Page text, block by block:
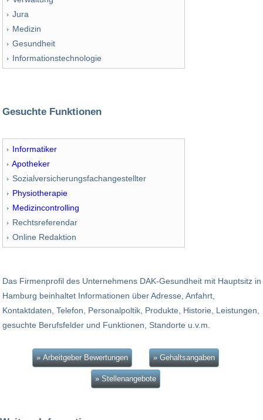
Jura
Medizin
Gesundheit
Informationstechnologie
Gesuchte Funktionen
Informatiker
Apotheker
Sozialversicherungsfachangestellter
Physiotherapie
Medizincontrolling
Rechtsreferendar
Online Redaktion
Das Firmenprofil des Unternehmens DAK-Gesundheit mit Hauptsitz in
Hamburg beinhaltet Informationen über Adresse, Anfahrt,
Kontaktdaten, Telefon, Personalpoltik, Produkte, Historie, Leistungen,
gesuchte Berufsfelder und Funktionen, Standorte u.v.m.
» Arbeitgeber Bewertungen » Gehaltsangaben
» Stellenangebote